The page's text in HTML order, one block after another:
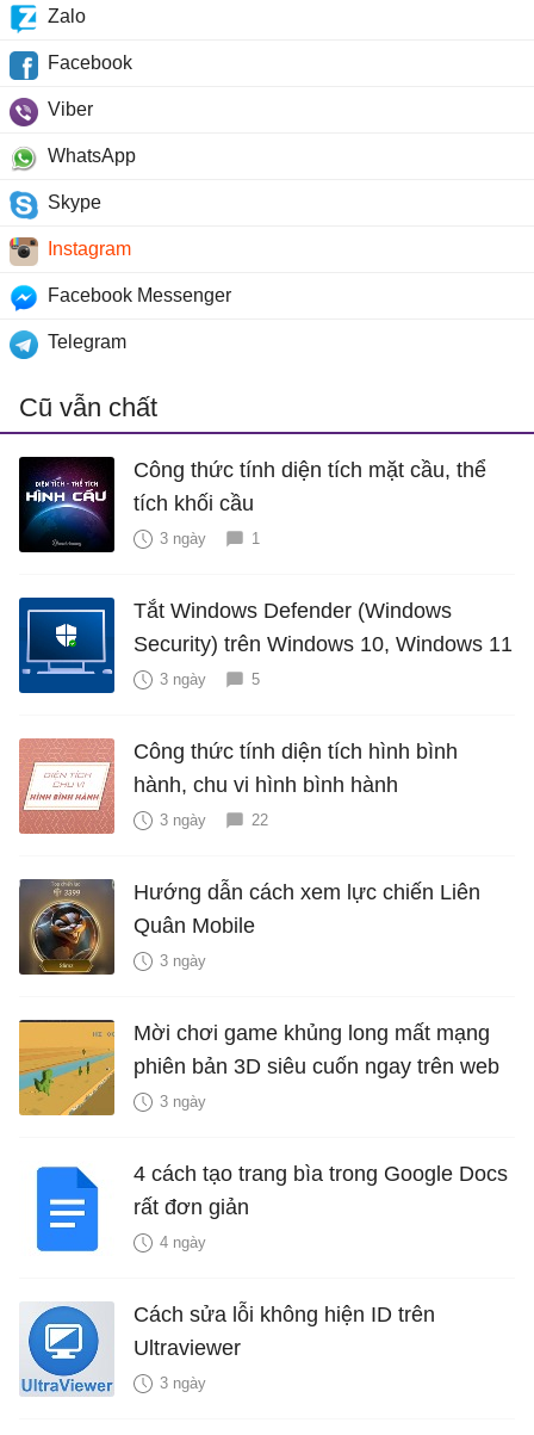
Zalo
Facebook
Viber
WhatsApp
Skype
Instagram
Facebook Messenger
Telegram
Cũ vẫn chất
Công thức tính diện tích mặt cầu, thể
tích khối cầu
3 ngày 1
Tắt Windows Defender (Windows
Security) trên Windows 10, Windows 11
3 ngày 5
Công thức tính diện tích hình bình
hành, chu vi hình bình hành
3 ngày 22
Hướng dẫn cách xem lực chiến Liên
Quân Mobile
3 ngày
Mời chơi game khủng long mất mạng
phiên bản 3D siêu cuốn ngay trên web
3 ngày
4 cách tạo trang bìa trong Google Docs
rất đơn giản
4 ngày
Cách sửa lỗi không hiện ID trên
Ultraviewer
3 ngày